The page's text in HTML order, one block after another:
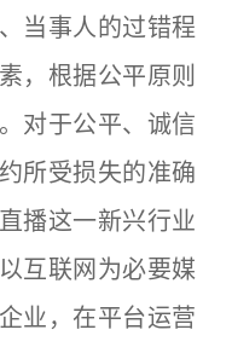
当事人的过错程
，根据公平原则
对于公平、诚信
所受损失的准确
播这一新兴行业
互联网为必要媒
业，在平台运营